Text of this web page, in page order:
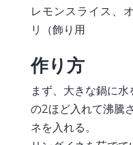
レモンスライス、
リ（飾り用
作り方
まず、大きな鍋に
の2ほど入れて沸騰
ネを入れる。